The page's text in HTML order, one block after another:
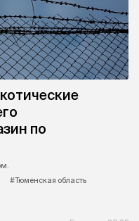
по
#Тюменская область